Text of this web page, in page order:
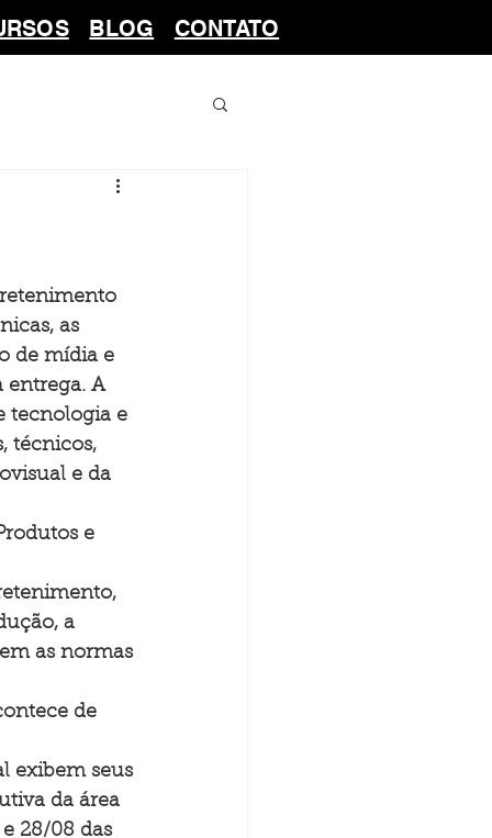
BLOG CONTATO
as
de mídia e
entrega. A
tecnologia e
técnicos,
e da
e
a
as normas
de
exibem seus
da área
28/08 das